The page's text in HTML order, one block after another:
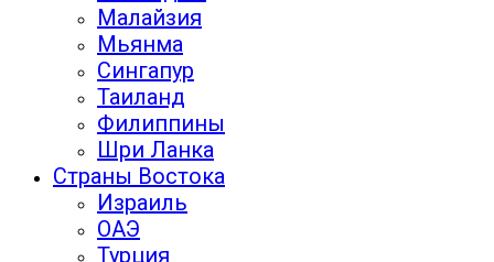
Малайзия
Мьянма
Сингапур
Таиланд
Филиппины
Шри Ланка
Страны Востока
Израиль
ОАЭ
Турция